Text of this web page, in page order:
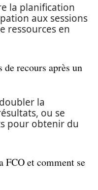
la planification
aux sessions
ressources en
recours après un
la
ou se
pour obtenir du
FCO et comment se